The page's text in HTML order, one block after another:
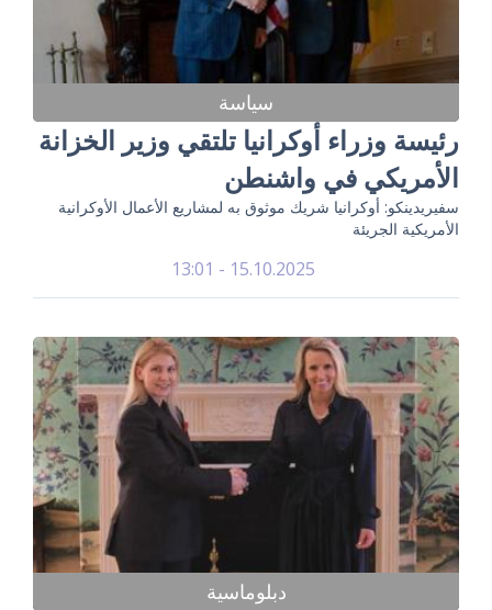
سياسة
رئيسة وزراء أوكرانيا تلتقي وزير الخزانة
الأمريكي في واشنطن
سفيريدينكو: أوكرانيا شريك موثوق به لمشاريع الأعمال الأوكرانية
الأمريكية الجريئة
15.10.2025 - 13:01
دبلوماسية